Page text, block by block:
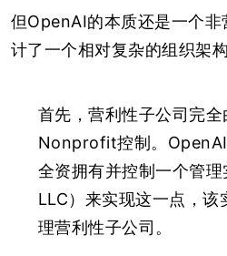
但OpenAI的本质还是一个
计了一个相对复杂的组织架
首先，营利性子公司完
Nonprofit控制。
全资拥有并控制一个管
LLC）来实现这一点，该
理营利性子公司。